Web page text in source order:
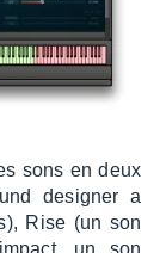
sons en deux
desi­gner a
Rise (un son
un son